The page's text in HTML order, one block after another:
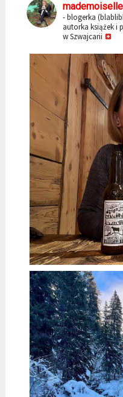
- blogerka
autorka książek i
w Szwajcarii